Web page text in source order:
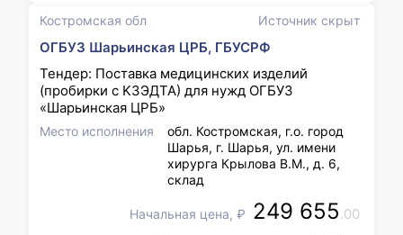
Костромская обл Источник скрыт
ОГБУЗ Шарьинская ЦРБ, ГБУСРФ
Тендер: Поставка медицинских изделий
(пробирки с K3ЭДТА) для нужд ОГБУЗ
«Шарьинская ЦРБ»
Место исполнения
обл. Костромская, г.о. город
Шарья, г. Шарья, ул. имени
хирурга Крылова В.М., д. 6,
склад
Начальная цена, ₽ 249 655.00